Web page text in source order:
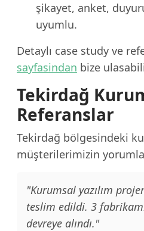
şikayet, anket,
uyumlu.
Detaylı case study ve
sayfasindan bize
Tekirdağ
Referanslar
Tekirdağ bölgesindeki
müşterilerimizin
"Kurumsal yazılım
teslim edildi. 3
devreye alındı."